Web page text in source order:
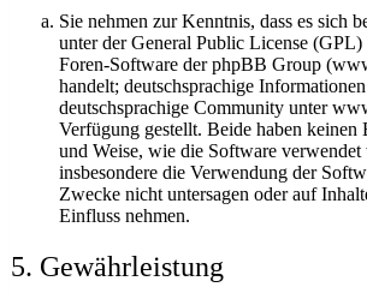
Sie nehmen zur Kenntnis, dass es sich
unter der General Public License (GPL)
Foren-Software der phpBB Group
handelt; deutschsprachige
deutschsprachige Community unter
Verfügung gestellt. Beide haben keinen
und Weise, wie die Software
insbesondere die Verwendung der
Zwecke nicht untersagen oder auf
Einfluss nehmen.
5. Gewährleistung